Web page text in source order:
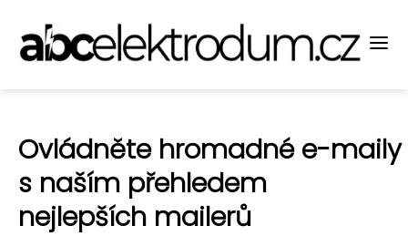
Ovládněte hromadné e-maily
s naším přehledem
nejlepších mailerů